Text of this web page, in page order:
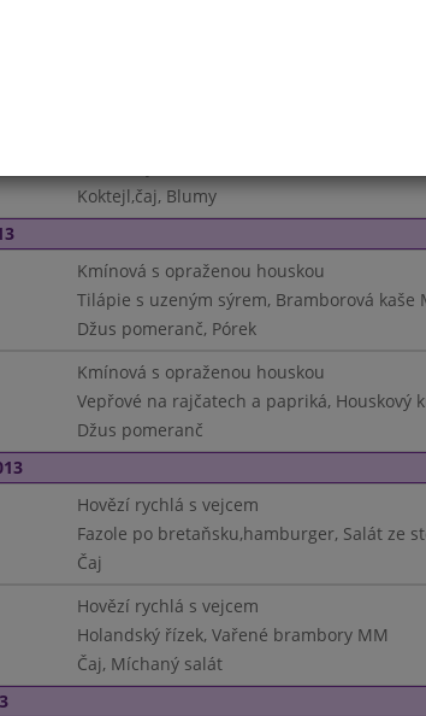
Koktejl,čaj, Blumy
Kmínová s opraženou houskou
Tilápie s uzeným sýrem, Bramborová kaše
Džus pomeranč, Pórek
Kmínová s opraženou houskou
Vepřové na rajčatech a papriká, Houskový
Džus pomeranč
Hovězí rychlá s vejcem
Fazole po bretaňsku,hamburger, Salát ze
Čaj
Hovězí rychlá s vejcem
Holandský řízek, Vařené brambory MM
Čaj, Míchaný salát